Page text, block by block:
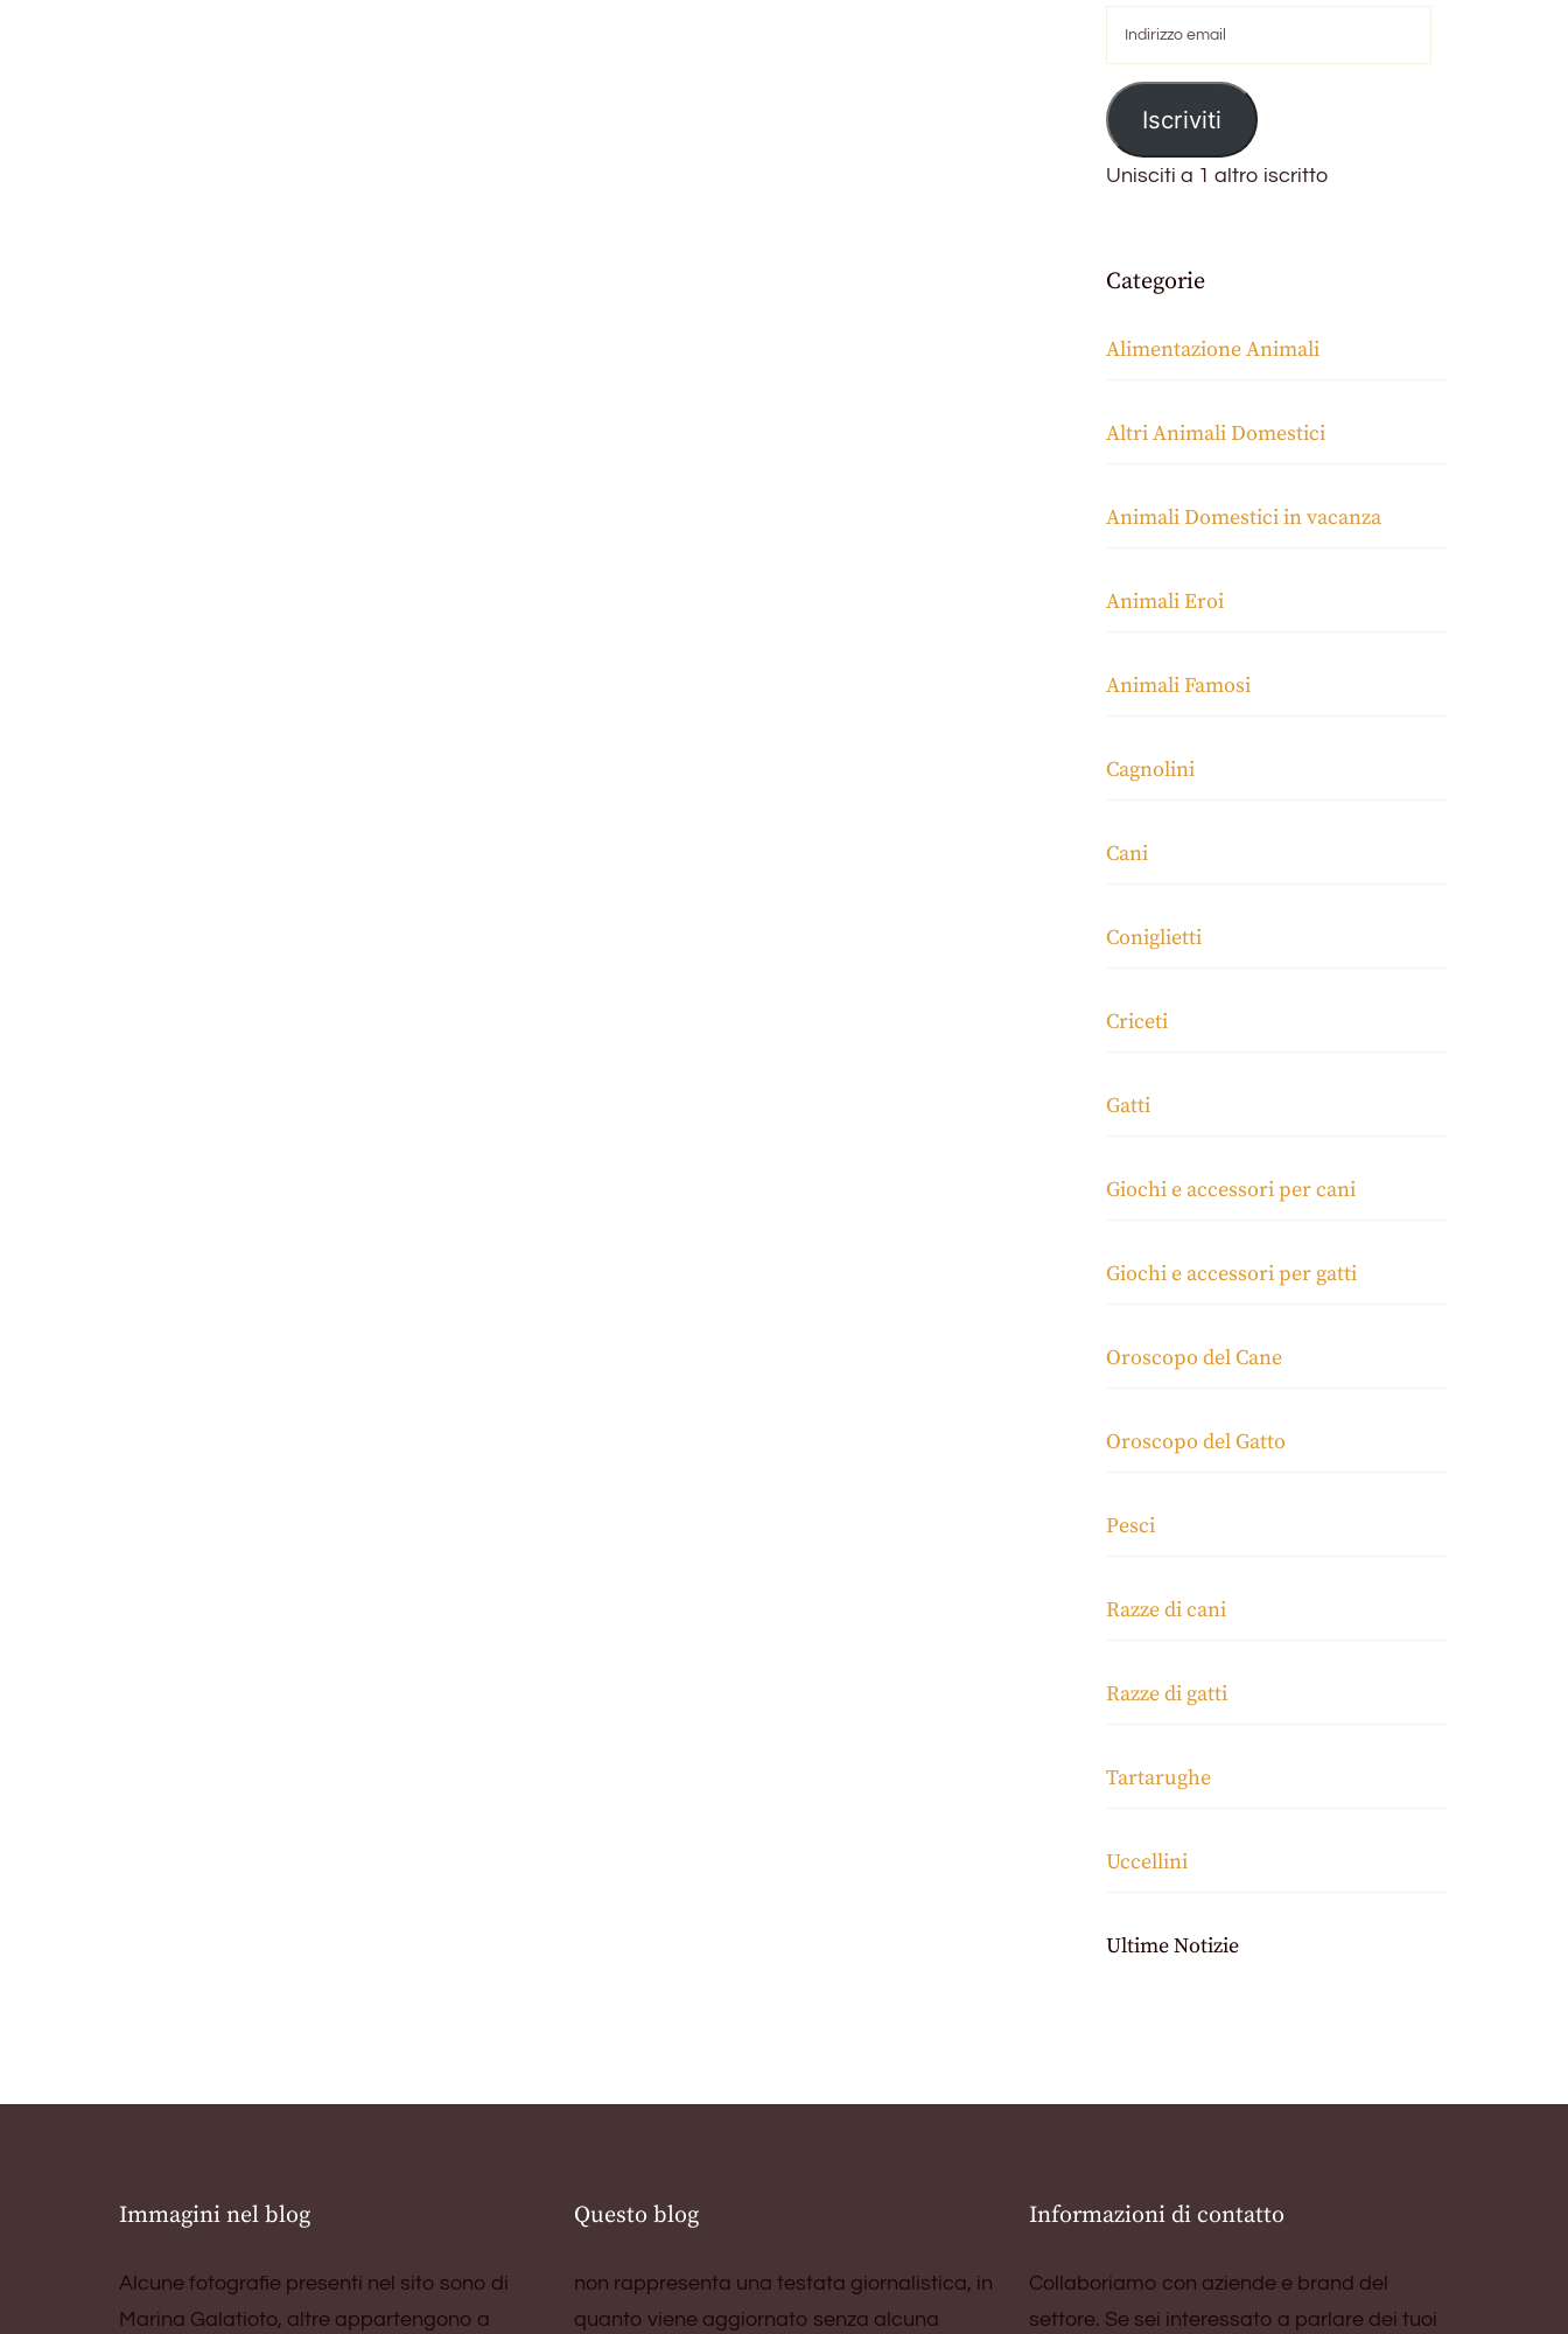
email
Iscriviti
Unisciti a 1 altro iscritto
Categorie
Alimentazione Animali
Altri Animali Domestici
Animali Domestici in vacanza
Animali Eroi
Animali Famosi
Cagnolini
Cani
Coniglietti
Criceti
Gatti
Giochi e accessori per cani
Giochi e accessori per gatti
Oroscopo del Cane
Oroscopo del Gatto
Pesci
Razze di cani
Razze di gatti
Tartarughe
Uccellini
Ultime Notizie
Immagini nel blog
Alcune fotografie presenti nel sito sono di
Marina Galatioto, altre appartengono a
Questo blog
non rappresenta una testata giornalistica, in
quanto viene aggiornato senza alcuna
Informazioni di contatto
Collaboriamo con aziende e brand del
settore. Se sei interessato a parlare dei tuoi